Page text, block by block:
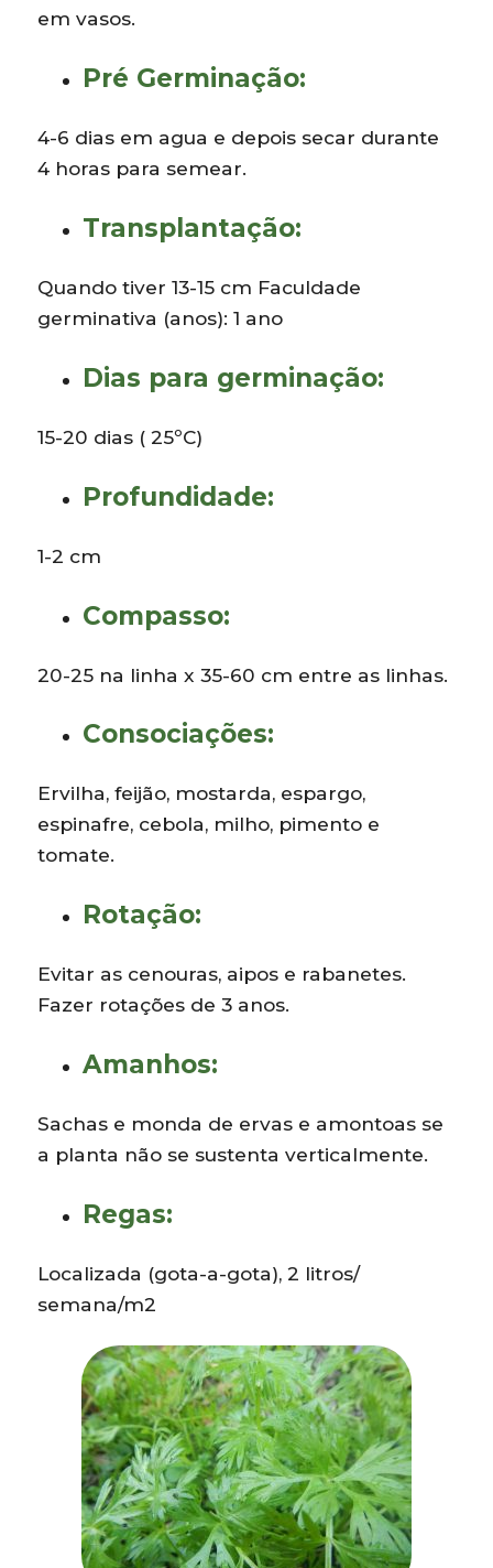
em vasos.
Pré Germinação:
4-6 dias em agua e depois secar durante
4 horas para semear.
Transplantação:
Quando tiver 13-15 cm Faculdade
germinativa (anos): 1 ano
Dias para germinação:
15-20 dias ( 25ºC)
Profundidade:
1-2 cm
Compasso:
20-25 na linha x 35-60 cm entre as linhas.
Consociações:
Ervilha, feijão, mostarda, espargo,
espinafre, cebola, milho, pimento e
tomate.
Rotação:
Evitar as cenouras, aipos e rabanetes.
Fazer rotações de 3 anos.
Amanhos:
Sachas e monda de ervas e amontoas se
a planta não se sustenta verticalmente.
Regas:
Localizada (gota-a-gota), 2 litros/
semana/m2